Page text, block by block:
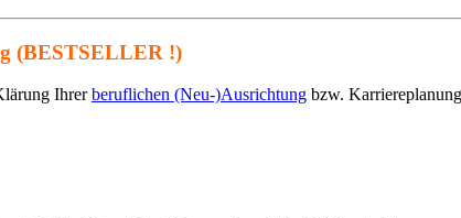
(BESTSELLER !)
Ihrerberuflichen (Neu-)Ausrichtung bzw.